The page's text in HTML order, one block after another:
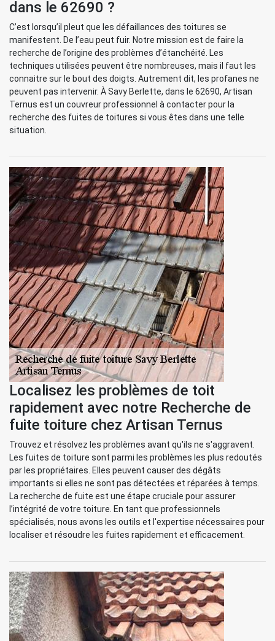
dans le 62690 ?
C’est lorsqu’il pleut que les défaillances des toitures se
manifestent. De l’eau peut fuir. Notre mission est de faire la
recherche de l’origine des problèmes d’étanchéité. Les
techniques utilisées peuvent être nombreuses, mais il faut les
connaitre sur le bout des doigts. Autrement dit, les profanes ne
peuvent pas intervenir. À Savy Berlette, dans le 62690, Artisan
Ternus est un couvreur professionnel à contacter pour la
recherche des fuites de toitures si vous êtes dans une telle
situation.
Localisez les problèmes de toit
rapidement avec notre Recherche de
fuite toiture chez Artisan Ternus
Trouvez et résolvez les problèmes avant qu'ils ne s'aggravent.
Les fuites de toiture sont parmi les problèmes les plus redoutés
par les propriétaires. Elles peuvent causer des dégâts
importants si elles ne sont pas détectées et réparées à temps.
La recherche de fuite est une étape cruciale pour assurer
l’intégrité de votre toiture. En tant que professionnels
spécialisés, nous avons les outils et l'expertise nécessaires pour
localiser et résoudre les fuites rapidement et efficacement.